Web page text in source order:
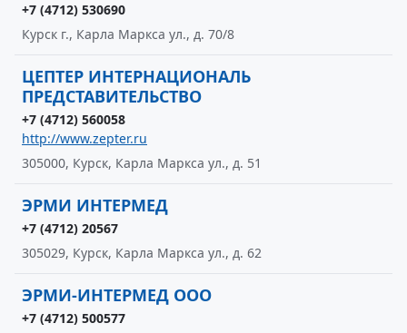
+7 (4712) 530690
Курск г., Карла Маркса ул., д. 70/8
ЦЕПТЕР ИНТЕРНАЦИОНАЛЬ
ПРЕДСТАВИТЕЛЬСТВО
+7 (4712) 560058
http://www.zepter.ru
305000, Курск, Карла Маркса ул., д. 51
ЭРМИ ИНТЕРМЕД
+7 (4712) 20567
305029, Курск, Карла Маркса ул., д. 62
ЭРМИ-ИНТЕРМЕД ООО
+7 (4712) 500577